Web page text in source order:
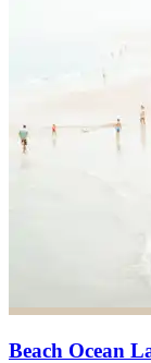
Beach Ocean